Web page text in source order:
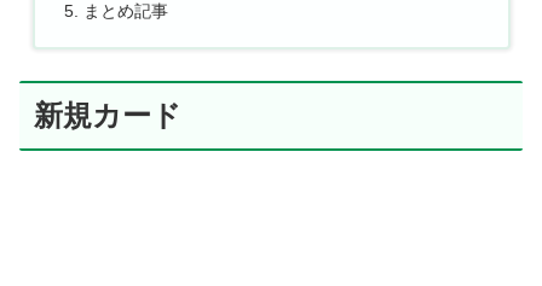
まとめ記事
新規カード